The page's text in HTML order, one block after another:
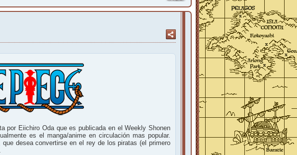
por Eiichiro Oda que es publicada en el Weekly Shonen
es el manga/anime en circulación mas popular.
desea convertirse en el rey de los piratas (el primero